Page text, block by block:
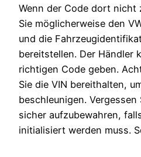
Wenn der Code dort nicht
Sie möglicherweise den
und die
bereitstellen. Der Händler
richtigen Code geben.
Sie die VIN bereithalten,
beschleunigen.
sicher aufzubewahren,
initialisiert werden muss.